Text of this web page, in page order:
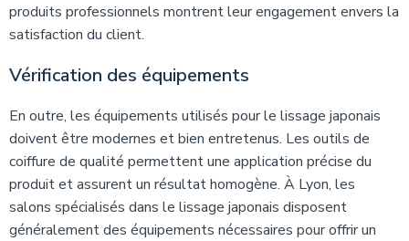
produits professionnels montrent leur engagement envers la
satisfaction du client.
Vérification des équipements
En outre, les équipements utilisés pour le lissage japonais
doivent être modernes et bien entretenus. Les outils de
coiffure de qualité permettent une application précise du
produit et assurent un résultat homogène. À Lyon, les
salons spécialisés dans le lissage japonais disposent
généralement des équipements nécessaires pour offrir un